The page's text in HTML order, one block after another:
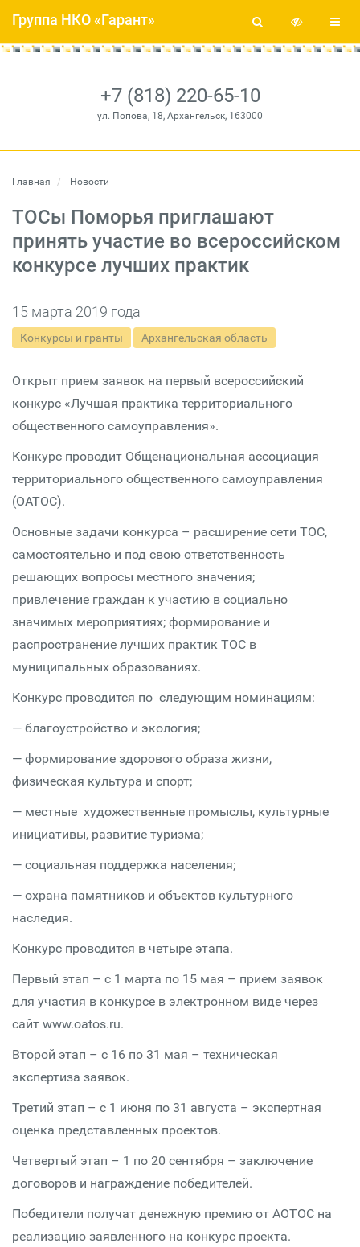
+7 (818) 220-65-10
ул. Попова, 18, Архангельск, 163000
Группа НКО «Гарант»
Главная Новости
ТОСы Поморья приглашают
принять участие во всероссийском
конкурсе лучших практик
15 марта 2019 года
Конкурсы и гранты Архангельская область
Открыт прием заявок на первый всероссийский
конкурс «Лучшая практика территориального
общественного самоуправления».
Конкурс проводит Общенациональная ассоциация
территориального общественного самоуправления
(ОАТОС).
Основные задачи конкурса – расширение сети ТОС,
самостоятельно и под свою ответственность
решающих вопросы местного значения;
привлечение граждан к участию в социально
значимых мероприятиях; формирование и
распространение лучших практик ТОС в
муниципальных образованиях.
Конкурс проводится по следующим номинациям:
— благоустройство и экология;
— формирование здорового образа жизни,
физическая культура и спорт;
— местные художественные промыслы, культурные
инициативы, развитие туризма;
— социальная поддержка населения;
— охрана памятников и объектов культурного
наследия.
Конкурс проводится в четыре этапа.
Первый этап – с 1 марта по 15 мая – прием заявок
для участия в конкурсе в электронном виде через
сайт www.oatos.ru.
Второй этап – с 16 по 31 мая – техническая
экспертиза заявок.
Третий этап – с 1 июня по 31 августа – экспертная
оценка представленных проектов.
Четвертый этап – 1 по 20 сентября – заключение
договоров и награждение победителей.
Победители получат денежную премию от АОТОС на
реализацию заявленного на конкурс проекта.